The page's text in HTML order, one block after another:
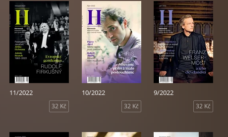
11/2022
32 Kč
10/2022
32 Kč
9/2022
32 Kč